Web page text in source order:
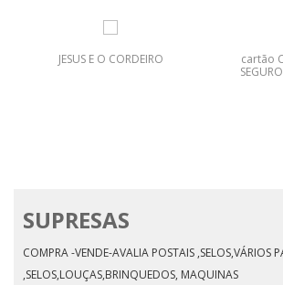
JESUS E O CORDEIRO
cartão
SUPRESAS
COMPRA -VENDE-AVALIA POSTAIS ,SELOS,VÁRIOS
,SELOS,LOUÇAS,BRINQUEDOS, MAQUINAS